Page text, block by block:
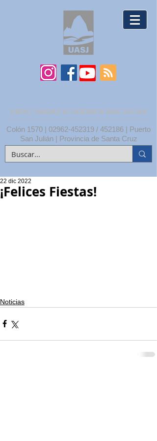
UNPA | UNIDAD ACADÉMICA SAN JULIÁN
Colón 1570 | 02962-452319 / 452186 | Puerto
San Julián | Provincia de Santa Cruz
¡Felices Fiestas!
22 dic 2022
Noticias